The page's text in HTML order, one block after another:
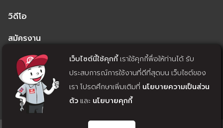
วิดีโอ
สมัครงาน
นโยบายความเป็นส่วนตัว
นโยบายคุกกี้
แจ้งถอนความยินยอม
เว็บไซต์นี้ใช้คุกกี้เราใช้คุกกี้พื่อให้ท่านได้ รับ
ประสบการณ์การใช้งานที่ดีที่สุดบน เว็บไซต์ของ
เรา โปรดศึกษาเพิ่มเติมที่ นโยบายความเป็นส่วน
ตัว และ นโยบายคุกกี้